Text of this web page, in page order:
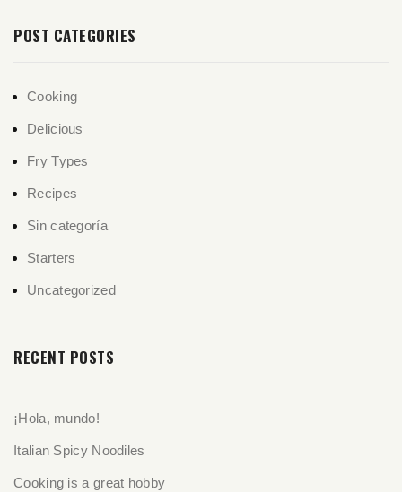
POST CATEGORIES
Cooking
Delicious
Fry Types
Recipes
Sin categoría
Starters
Uncategorized
RECENT POSTS
¡Hola, mundo!
Italian Spicy Noodiles
Cooking is a great hobby